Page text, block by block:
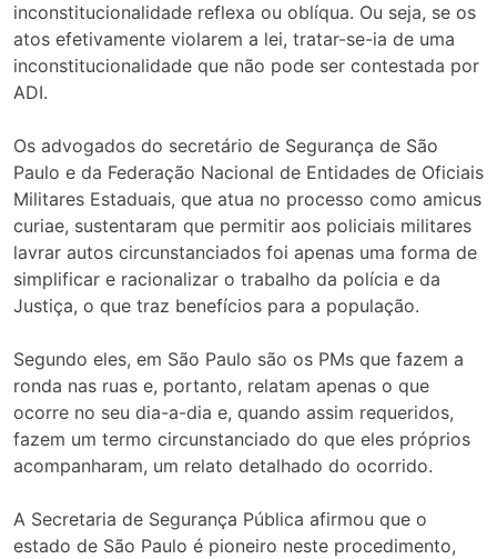
inconstitucionalidade reflexa ou oblíqua. Ou seja, se os
atos efetivamente violarem a lei, tratar-se-ia de uma
inconstitucionalidade que não pode ser contestada por
ADI.
Os advogados do secretário de Segurança de São
Paulo e da Federação Nacional de Entidades de Oficiais
Militares Estaduais, que atua no processo como amicus
curiae, sustentaram que permitir aos policiais militares
lavrar autos circunstanciados foi apenas uma forma de
simplificar e racionalizar o trabalho da polícia e da
Justiça, o que traz benefícios para a população.
Segundo eles, em São Paulo são os PMs que fazem a
ronda nas ruas e, portanto, relatam apenas o que
ocorre no seu dia-a-dia e, quando assim requeridos,
fazem um termo circunstanciado do que eles próprios
acompanharam, um relato detalhado do ocorrido.
A Secretaria de Segurança Pública afirmou que o
estado de São Paulo é pioneiro neste procedimento,